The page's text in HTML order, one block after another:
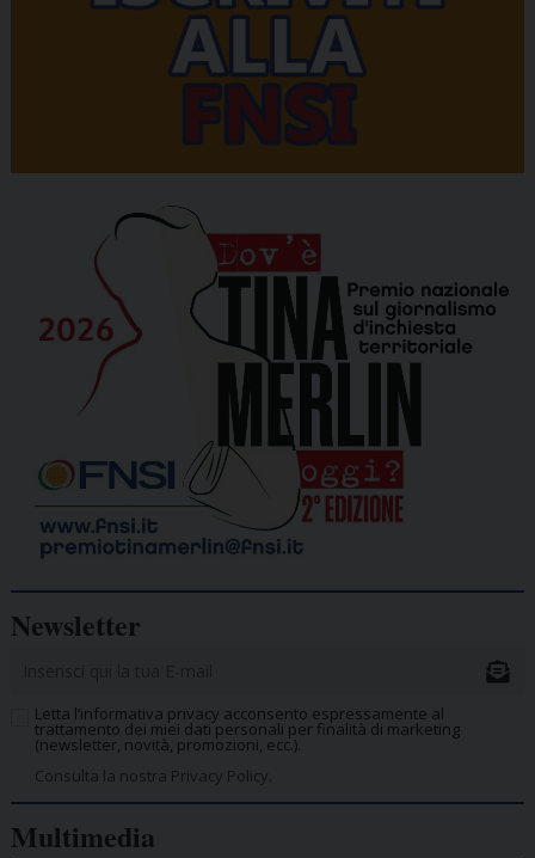
Newsletter
Letta l’informativa privacy acconsento espressamente al
trattamento dei miei dati personali per finalità di marketing
(newsletter, novità, promozioni, ecc.).
Consulta la nostra Privacy Policy.
Multimedia